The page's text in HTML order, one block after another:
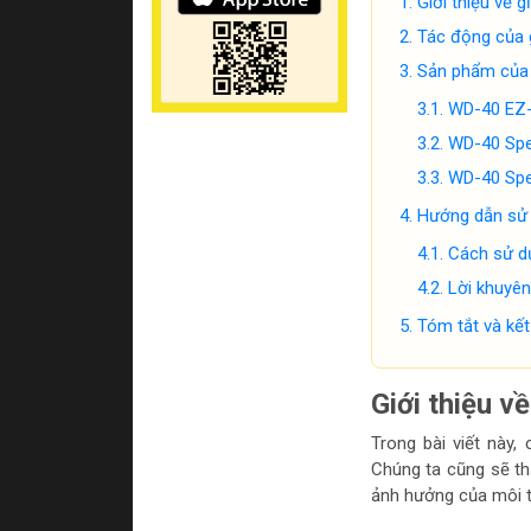
Tác động của
Sản phẩm
WD-40
WD-40
WD-40
Hướng dẫn
Cách sử
Lời
Tóm tắt và
Giới thiệu
Trong bài viết
Chúng ta cũng sẽ
ảnh hưởng của môi